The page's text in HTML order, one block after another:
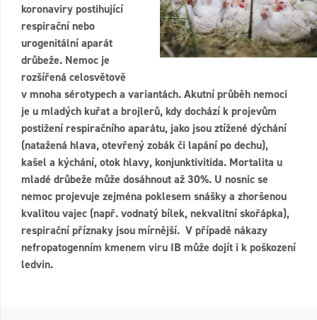
koronaviry postihující
respirační nebo
urogenitální aparát
drůbeže. Nemoc je
rozšířená celosvětově
v mnoha sérotypech a variantách. Akutní průběh nemoci
je u mladých kuřat a brojlerů, kdy dochází k projevům
postižení respiračního aparátu, jako jsou ztížené dýchání
(natažená hlava, otevřený zobák či lapání po dechu),
kašel a kýchání, otok hlavy, konjunktivitida. Mortalita u
mladé drůbeže může dosáhnout až 30%. U nosnic se
nemoc projevuje zejména poklesem snášky a zhoršenou
kvalitou vajec (např. vodnatý bílek, nekvalitní skořápka),
respirační příznaky jsou mírnější. V případě nákazy
nefropatogenním kmenem viru IB může dojít i k poškození
ledvin.